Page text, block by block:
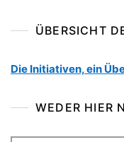
ÜBERSICHT
Die Initiativen, ein
WEDER HIER